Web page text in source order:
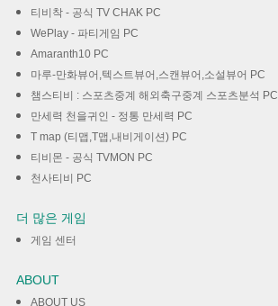
티비착 - 공식 TV CHAK PC
WePlay - 파티게임 PC
Amaranth10 PC
마루-만화뷰어,텍스트뷰어,스캔뷰어,소설뷰어 PC
챔스티비 : 스포츠중계 해외축구중계 스포츠분석 PC
만세력 천을귀인 - 정통 만세력 PC
T map (티맵,T맵,내비게이션) PC
티비몬 - 공식 TVMON PC
천사티비 PC
더 많은 게임
게임 센터
ABOUT
ABOUT US